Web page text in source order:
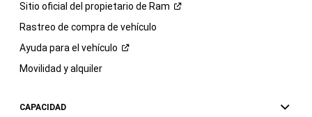
Sitio oficial del propietario de Ram
Rastreo de compra de vehículo
Ayuda para el vehículo
Movilidad y alquiler
CAPACIDAD